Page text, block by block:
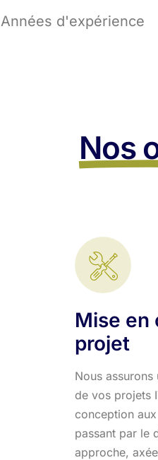
Années d'expérience
Nos
Mise
projet
Nous
de vos projets
conception
passant par le
approche,